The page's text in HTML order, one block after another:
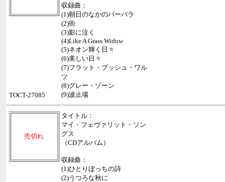
収録曲：
(1)朝日のなかのバーバラ
(2)街
(3)影に泣く
(4)Like A Grass Widow
(5)ネオン輝く日々
(6)美しい日々
(7)フラット・プッシュ・ワル
ツ
(8)グレー・ゾーン
(9)波止場
TOCT-27085
売切れ
タイトル：
マイ・フェヴァリット・ソン
グス
（CDアルバム）
収録曲：
(1)ひとりぼっちの詩
(2)うつろな秋に